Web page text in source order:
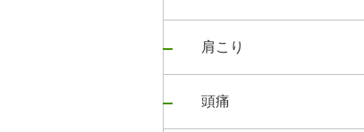
肩こり
頭痛